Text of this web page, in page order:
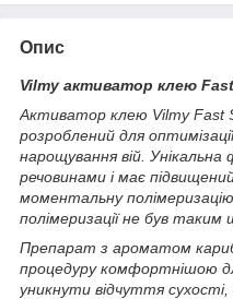
Опис
Vilmy активатор клею
Активатор клею Vilmy Fast
розроблений для
нарощування вій.
речовинами і має
моментальну
полімеризації не був
Препарат з ароматом
процедуру комфортнішою
уникнути відчуття